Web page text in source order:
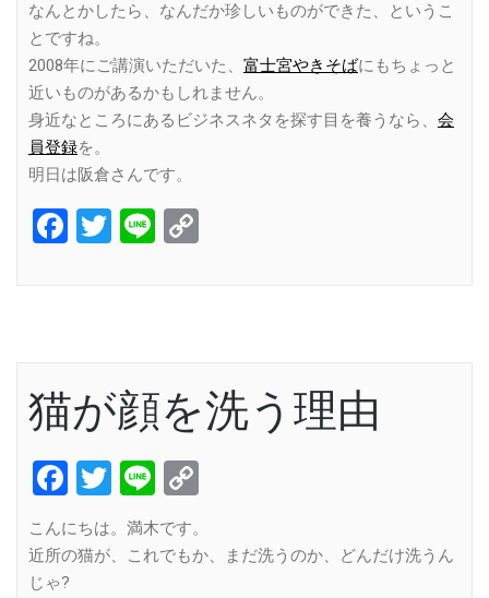
なんとかしたら、なんだか珍しいものができた、というこ
とですね。
2008年にご講演いただいた、 富士宮やきそばにもちょっと
近いものがあるかもしれません。
身近なところにあるビジネスネタを探す目を養うなら、 会
員登録を。
明日は阪倉さんです。
Facebook
Twitter
Line
猫が顔を洗う理由
Facebook
Twitter
Line
こんにちは。満木です。
近所の猫が、これでもか、まだ洗うのか、どんだけ洗うん
じゃ?